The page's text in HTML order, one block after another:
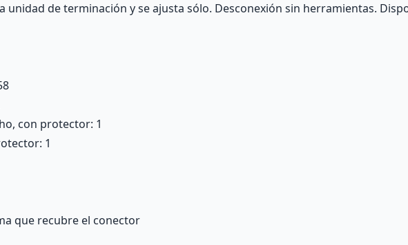
unidad de terminación y se ajusta sólo. Desconexión sin herramientas.
con protector: 1
: 1
que recubre el conector